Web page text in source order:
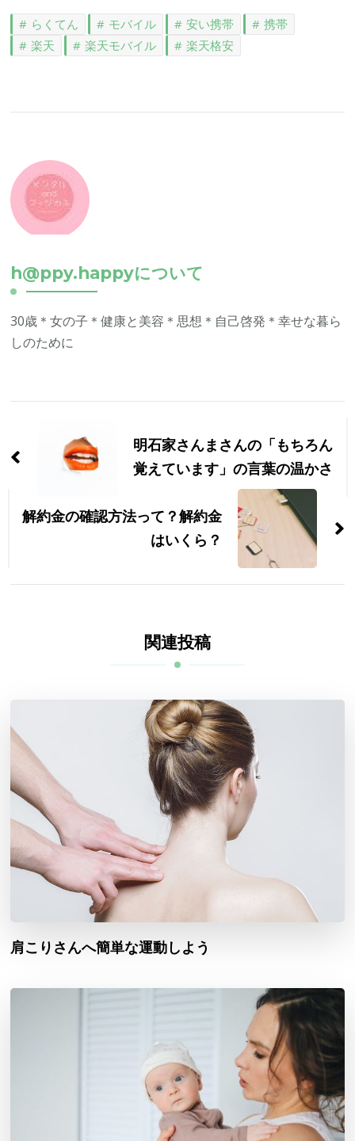
らくてん モバイル 安い携帯
携帯
楽天
楽天モバイル 楽天格安
h@ppy.happyについて
30歳＊女の子＊健康と美容＊思想＊自己啓発＊幸せな暮ら
しのために
稿
ビ
シ
明石家さんまさんの「もちろん
覚えています」の言葉の温かさ
解約金の確認方法って？解約金
はいくら？
関連投稿
肩こりさんへ簡単な運動しよう